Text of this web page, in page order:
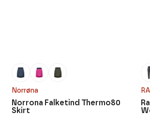
Norrøna
Norrona Falketind Thermo80
Skirt